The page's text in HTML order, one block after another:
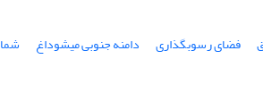
فضای رسوبگذاری دامنه جنوبی میشوداغ